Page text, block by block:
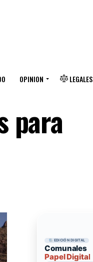
OPINION LEGALES
para
EDICIÓN DIGITAL
Comunales
Papel Digital